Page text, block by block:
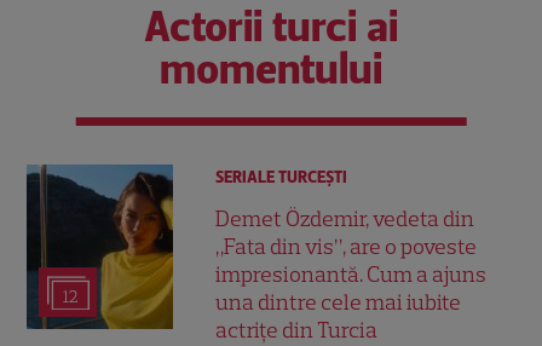
Actorii turci ai
momentului
12
SERIALE TURCEŞTI
Demet Özdemir, vedeta din
„Fata din vis”, are o poveste
impresionantă. Cum a ajuns
una dintre cele mai iubite
actrițe din Turcia